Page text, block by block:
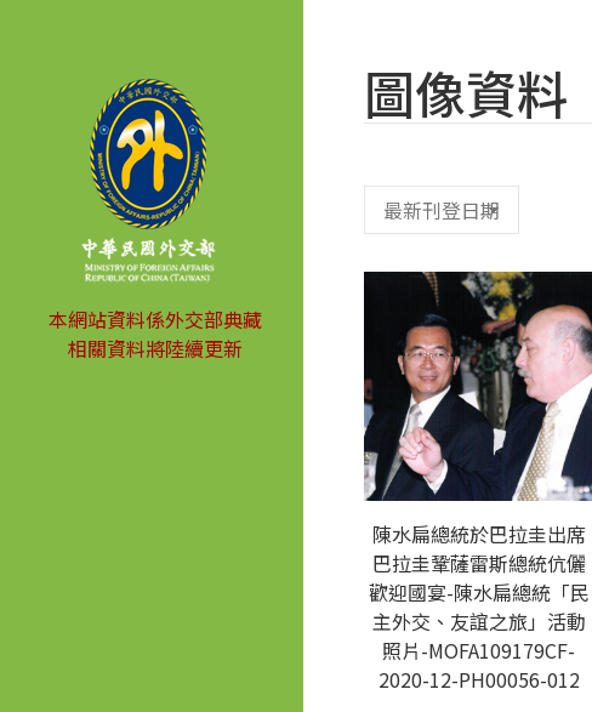
本網站資料係外交部典藏
相關資料將陸續更新
圖像資料
陳水扁總統於巴拉圭出席
巴拉圭鞏薩雷斯總統伉儷
歡迎國宴-陳水扁總統「民
主外交、友誼之旅」活動
照片-MOFA109179CF-
2020-12-PH00056-012